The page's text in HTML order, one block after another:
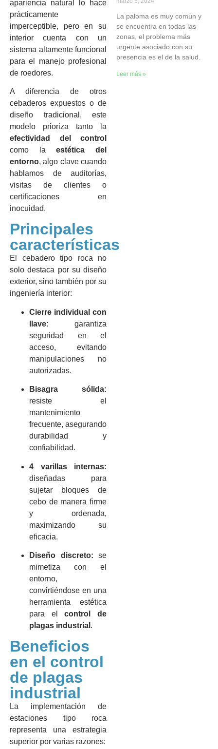
apariencia natural lo hace
prácticamente
imperceptible, pero en su
interior cuenta con un
sistema altamente funcional
para el manejo profesional
de roedores.
A diferencia de otros
cebaderos expuestos o de
diseño tradicional, este
modelo prioriza tanto la
efectividad del control
como laestética del
entorno, algo clave cuando
hablamos de auditorías,
visitas de clientes o
certificaciones en
inocuidad.
Principales
características
El cebadero tipo roca no
solo destaca por su diseño
exterior, sino también por su
ingeniería interior:
Cierre individual con
llave: garantiza
seguridad en el
acceso, evitando
manipulaciones no
autorizadas.
Bisagra sólida:
resiste el
mantenimiento
frecuente, asegurando
durabilidad y
confiabilidad.
4 varillas internas:
diseñadas para
sujetar bloques de
cebo de manera firme
y ordenada,
maximizando su
eficacia.
Diseño discreto: se
mimetiza con el
entorno,
convirtiéndose en una
herramienta estética
para elcontrol de
plagas industrial .
Beneficios
en el control
de plagas
industrial
La implementación de
estaciones tipo roca
representa una estrategia
superior por varias razones:
La paloma es muy común y
se encuentra en todas las
zonas, el problema más
urgente asociado con su
presencia es el de la salud.
Leer más »